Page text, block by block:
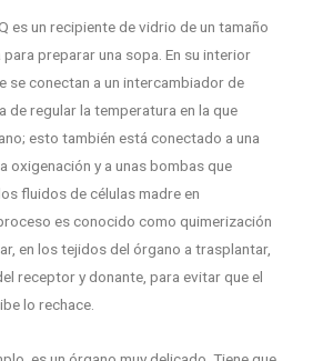
es un recipiente de vidrio de un tamaño
para preparar una sopa. En su interior
se conectan a un intercambiador de
de regular la temperatura en la que
esto también está conectado a una
oxigenación y a unas bombas que
fluidos de células madre en
es conocido como quimerización
en los tejidos del órgano a trasplantar,
receptor y donante, para evitar que el
lo rechace.